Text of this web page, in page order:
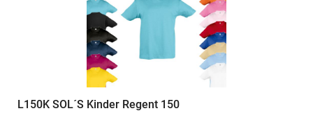
L150K SOL´S Kinder Regent 150